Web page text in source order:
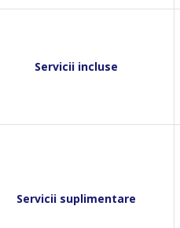
Servicii incluse
Servicii suplimentare